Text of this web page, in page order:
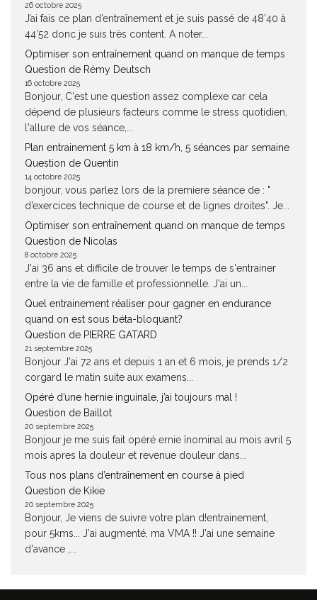
26 octobre 2025
J’ai fais ce plan d’entraînement et je suis passé de 48’40 à
44’52 donc je suis très content. A noter...
Optimiser son entraînement quand on manque de temps
Question de Rémy Deutsch
16 octobre 2025
Bonjour, C'est une question assez complexe car cela
dépend de plusieurs facteurs comme le stress quotidien,
l'allure de vos séance,...
Plan entrainement 5 km à 18 km/h, 5 séances par semaine
Question de Quentin
14 octobre 2025
bonjour, vous parlez lors de la premiere séance de : "
d’exercices technique de course et de lignes droites". Je...
Optimiser son entraînement quand on manque de temps
Question de Nicolas
8 octobre 2025
J'ai 36 ans et difficile de trouver le temps de s'entrainer
entre la vie de famille et professionnelle. J'ai un...
Quel entrainement réaliser pour gagner en endurance
quand on est sous béta-bloquant?
Question de PIERRE GATARD
21 septembre 2025
Bonjour J'ai 72 ans et depuis 1 an et 6 mois, je prends 1/2
corgard le matin suite aux examens...
Opéré d’une hernie inguinale, j’ai toujours mal !
Question de Baillot
20 septembre 2025
Bonjour je me suis fait opéré ernie înominal au mois avril 5
mois apres la douleur et revenue douleur dans...
Tous nos plans d’entraînement en course à pied
Question de Kikie
20 septembre 2025
Bonjour, Je viens de suivre votre plan d!entrainement,
pour 5kms... J'ai augmenté, ma VMA !! J'ai une semaine
d'avance ,...